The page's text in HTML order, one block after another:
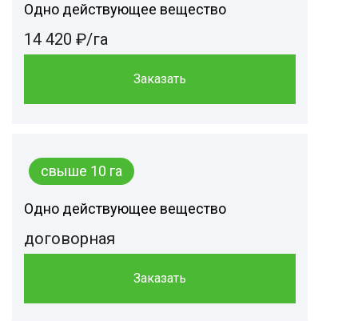
Одно действующее вещество
14 420 ₽/га
Заказать
свыше 10 га
Одно действующее вещество
договорная
Заказать